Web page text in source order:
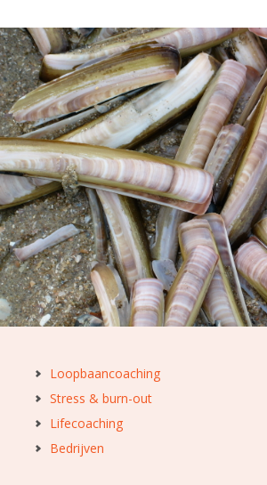
Loopbaancoaching
Stress & burn-out
Lifecoaching
Bedrijven